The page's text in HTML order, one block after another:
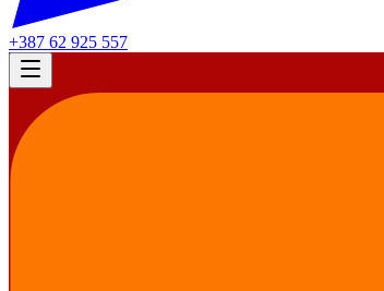
+387 62 925 557